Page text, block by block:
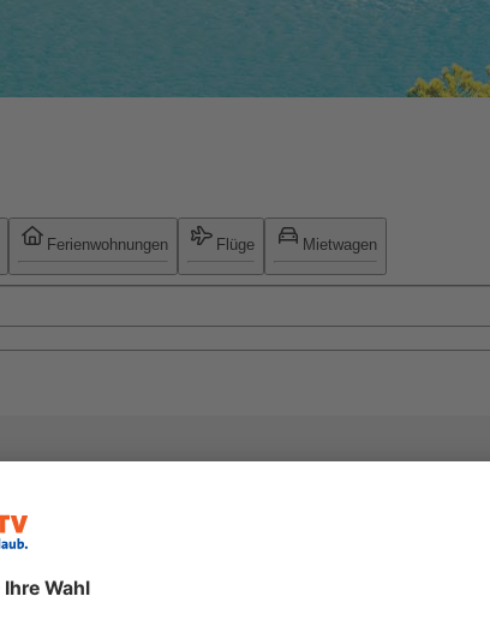
Ferienwohnungen Flüge Mietwagen